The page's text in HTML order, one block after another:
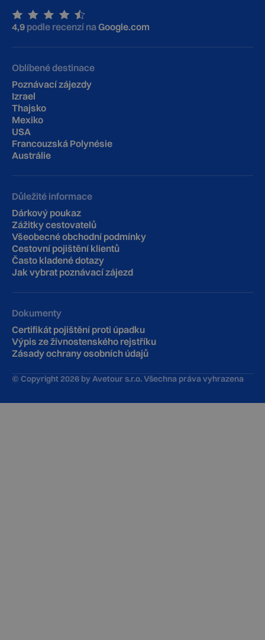
4,9 podle recenzí naGoogle.com
Oblíbené destinace
Poznávací zájezdy
Izrael
Thajsko
Mexiko
USA
Francouzská Polynésie
Austrálie
Důležité informace
Dárkový poukaz
Zážitky cestovatelů
Všeobecné obchodní podmínky
Cestovní pojištění klientů
‍Často kladené dotazy
Jak vybrat poznávací zájezd
Dokumenty
Certifikát pojištění proti úpadku
Výpis ze živnostenského rejstříku
Zásady ochrany osobních údajů
© Copyright2026 by Avetour s.r.o. Všechna práva vyhrazena